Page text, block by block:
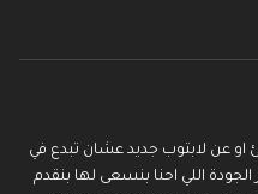
عن لابتوب جديد عشان تبدع في
اللي احنا بنسعى لها بنقدم